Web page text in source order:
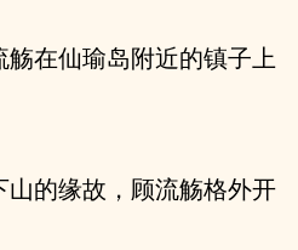
在仙瑜岛附近的镇子上
山的缘故，顾流觞格外开